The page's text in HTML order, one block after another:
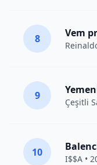
8 Vem
9
Çeşitli
10
I$$A •